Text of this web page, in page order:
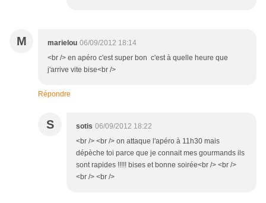
M marielou 06/09/2012 18:14
<br /> en apéro c'est super bon c'est à quelle heure que
j'arrive vite bise<br />
Répondre
S sotis 06/09/2012 18:22
<br /> <br /> on attaque l'apéro à 11h30 mais
dépèche toi parce que je connait mes gourmands ils
sont rapides !!!!! bises et bonne soirée<br /> <br />
<br /> <br />